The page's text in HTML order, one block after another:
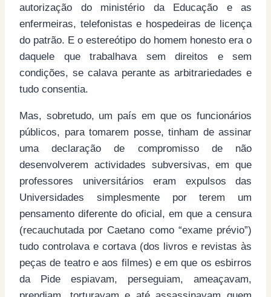
autorização do ministério da Educação e as
enfermeiras, telefonistas e hospedeiras de licença
do patrão. E o estereótipo do homem honesto era o
daquele que trabalhava sem direitos e sem
condições, se calava perante as arbitrariedades e
tudo consentia.
Mas, sobretudo, um país em que os funcionários
públicos, para tomarem posse, tinham de assinar
uma declaração de compromisso de não
desenvolverem actividades subversivas, em que
professores universitários eram expulsos das
Universidades simplesmente por terem um
pensamento diferente do oficial, em que a censura
(recauchutada por Caetano como “exame prévio”)
tudo controlava e cortava (dos livros e revistas às
peças de teatro e aos filmes) e em que os esbirros
da Pide espiavam, perseguiam, ameaçavam,